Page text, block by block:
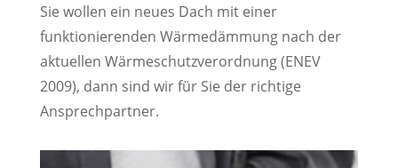
Sie wollen ein neues Dach mit einer
funktionierenden Wärmedämmung nach der
aktuellen Wärmeschutzverordnung (ENEV
2009), dann sind wir für Sie der richtige
Ansprechpartner.